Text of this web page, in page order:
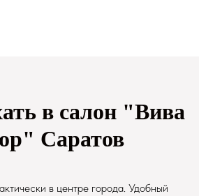
в салон "Вива
Саратов
в центре города. Удобный